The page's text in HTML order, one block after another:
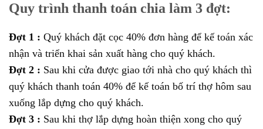
Quy trình thanh toán chia làm 3 đợt:
Đợt 1 : Quý khách đặt cọc 40% đơn hàng để kế toán xác
nhận và triển khai sản xuất hàng cho quý khách.
Đợt 2 : Sau khi cửa được giao tới nhà cho quý khách thì
quý khách thanh toán 40% để kế toán bố trí thợ hôm sau
xuống lắp dựng cho quý khách.
Đợt 3 : Sau khi thợ lắp dựng hoàn thiện xong cho quý